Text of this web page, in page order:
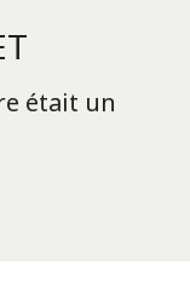
était un